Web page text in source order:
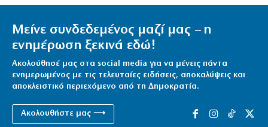
Μείνε συνδεδεμένος μαζί μας – η
ενημέρωση ξεκινά εδώ!
Ακολούθησέ μας στα social media για να μένεις πάντα
ενημερωμένος με τις τελευταίες ειδήσεις, αποκαλύψεις και
αποκλειστικό περιεχόμενο από τη Δημοκρατία.
Ακολουθήστε μας ⟶